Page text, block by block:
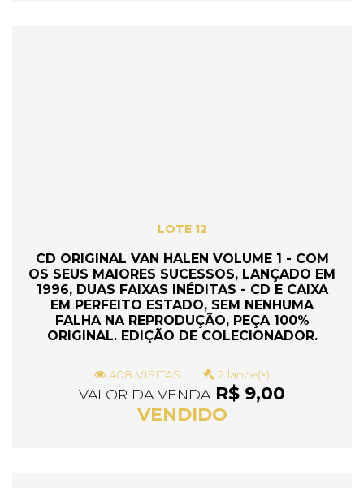
LOTE 12
CD ORIGINAL VAN HALEN VOLUME 1 - COM
OS SEUS MAIORES SUCESSOS, LANÇADO EM
1996, DUAS FAIXAS INÉDITAS - CD E CAIXA
EM PERFEITO ESTADO, SEM NENHUMA
FALHA NA REPRODUÇÃO, PEÇA 100%
ORIGINAL. EDIÇÃO DE COLECIONADOR.
408 VISITAS 2 lance(s)
VALOR DA VENDAR$ 9,00
VENDIDO